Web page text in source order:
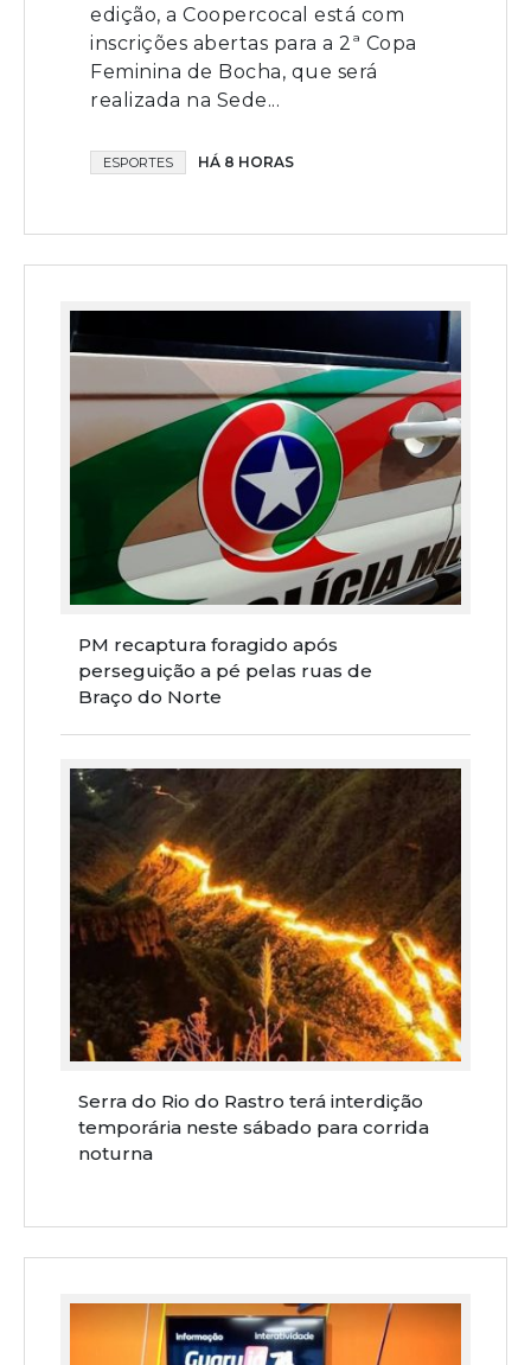
edição, a Coopercocal está com
inscrições abertas para a 2ª Copa
Feminina de Bocha, que será
realizada na Sede...
ESPORTES HÁ 8 HORAS
PM recaptura foragido após
perseguição a pé pelas ruas de
Braço do Norte
Serra do Rio do Rastro terá interdição
temporária neste sábado para corrida
noturna